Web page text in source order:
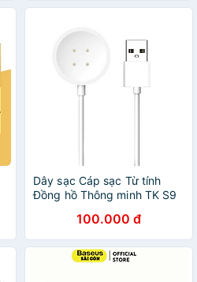
Dây sạc Cáp sạc Từ tính
Đồng hồ Thông minh TK S9
nhanh S8 / S9 Ultra / DW89
Truyền dữ liệu Kết nối máy
tính - Hàng nhập khẩu
100.000 đ